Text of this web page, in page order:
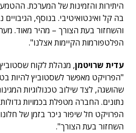
היתירות והזמינות של המערכת.
בה קל ואינטואיטיבי. בנוסף,
והשחזור בעת הצורך – מהיר מאוד.
הפלטפורמות הקיימות אצלנו".
עדית שרויטמן, מנהלת לקוח
"הפרויקט מאפשר לשסטוביץ להיות
שהושגה, לצד שילוב טכנולוגיות
נתונים. החברה מטפלת בכמויות
הפרויקט חל שיפור ניכר בזמן של
השחזור בעת הצורך".